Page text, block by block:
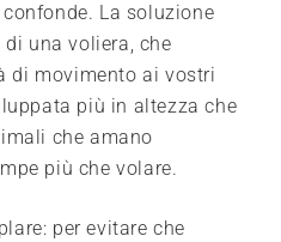
La soluzione
di una voliera, che
di movimento ai vostri
più in altezza che
che amano
più che volare.
per evitare che